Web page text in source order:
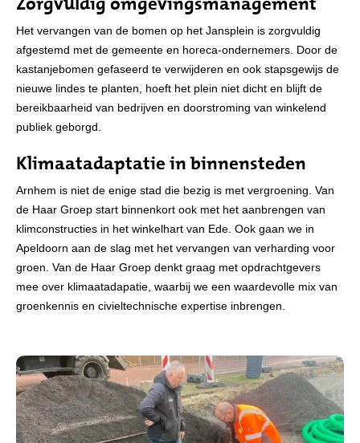
Het vervangen van de bomen op het Jansplein is zorgvuldig
afgestemd met de gemeente en horeca-ondernemers. Door de
kastanjebomen gefaseerd te verwijderen en ook stapsgewijs de
nieuwe lindes te planten, hoeft het plein niet dicht en blijft de
bereikbaarheid van bedrijven en doorstroming van winkelend
publiek geborgd.
Klimaatadaptatie in binnensteden
Arnhem is niet de enige stad die bezig is met vergroening. Van
de Haar Groep start binnenkort ook met het aanbrengen van
klimconstructies in het winkelhart van Ede. Ook gaan we in
Apeldoorn aan de slag met het vervangen van verharding voor
groen. Van de Haar Groep denkt graag met opdrachtgevers
mee over klimaatadapatie, waarbij we een waardevolle mix van
groenkennis en civieltechnische expertise inbrengen.